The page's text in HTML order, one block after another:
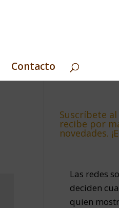
Contacto
Suscríbete
recibe por
novedades.
Las redes
deciden
quien